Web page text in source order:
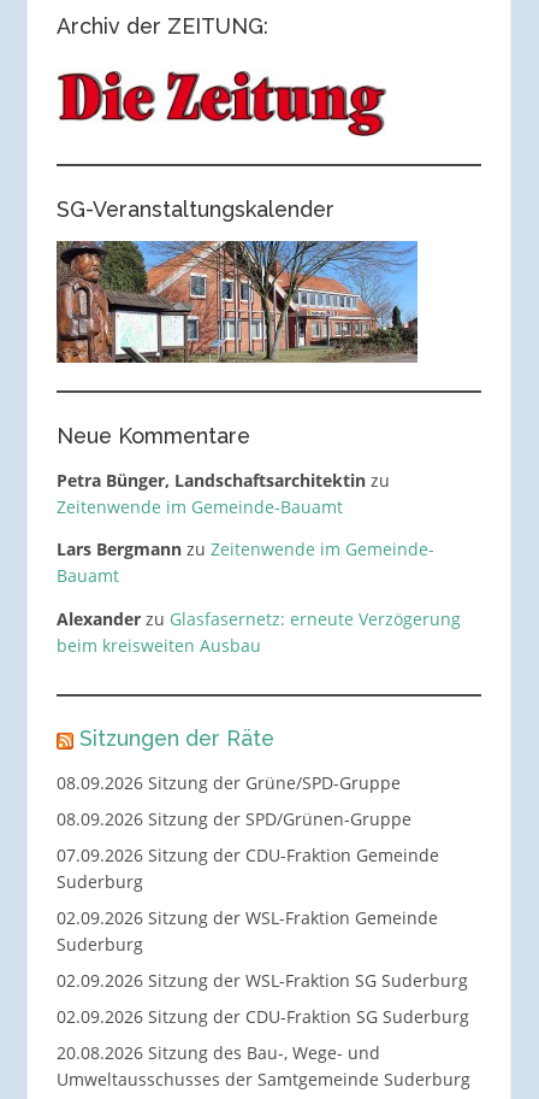
Archiv der ZEITUNG:
SG-Veranstaltungskalender
Neue Kommentare
Petra Bünger, Landschaftsarchitektinzu
Zeitenwende im Gemeinde-Bauamt
Lars Bergmannzu Zeitenwende im Gemeinde-
Bauamt
Alexanderzu Glasfasernetz: erneute Verzögerung
beim kreisweiten Ausbau
Sitzungen der Räte
08.09.2026 Sitzung der Grüne/SPD-Gruppe
08.09.2026 Sitzung der SPD/Grünen-Gruppe
07.09.2026 Sitzung der CDU-Fraktion Gemeinde
Suderburg
02.09.2026 Sitzung der WSL-Fraktion Gemeinde
Suderburg
02.09.2026 Sitzung der WSL-Fraktion SG Suderburg
02.09.2026 Sitzung der CDU-Fraktion SG Suderburg
20.08.2026 Sitzung des Bau-, Wege- und
Umweltausschusses der Samtgemeinde Suderburg